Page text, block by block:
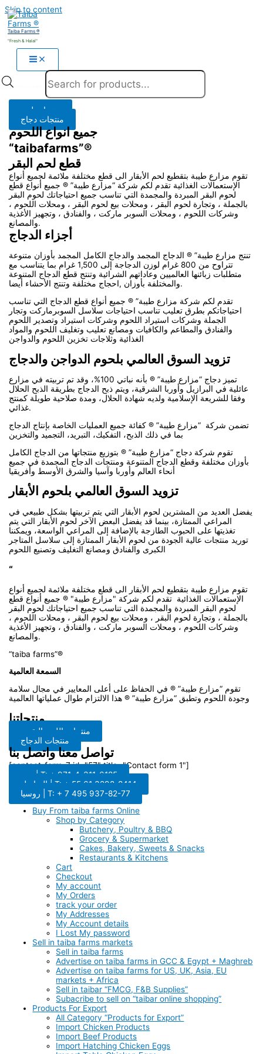
Skip to content
Taiba Farms ®
"Fresh & Halal"
منتجات لحم
منتجات دجاج
جميع انواع اللحوم
“taibafarms”®
قطع لحم البقر
تقوم مزارع طيبة بتقطيع لحم الأبقار الى قطع مختلفة ملائمة لجميع أنواع
الإستعمالات الغذائية تقدم لكم شركة “مزارع طيبة” ® جميع أنواع قطع
لحوم البقر المبردة والمجمدة التي تناسب جميع احتياجاتك لحوم البقر
بالجملة ، وتجارة لحوم البقر ، ومحلات بيع لحوم البقر ، ومحلات اللحوم ،
وشركات اللحوم ، ومحلات السوبر ماركت ، والفنادق ، وتجهيز الأغذية
والمصانع.
أجزاء الدجاج
تنتج مزارع طيبة” ® الدجاج المجمد والدجاج الكامل المجمد بأوزان متنوعة
تتراوح من 800 غرام لوزن الدجاجة إلى 1,500 غرام بما يتناسب مع
متطلبات زبائنها العالميين وعاداتهم الشرائية وتنتج قطع الدجاج المتنوعة
والمختلفة بأوزان ,احجاج مختلفة وتنتج الأحشاء أيضا.
تقدم لكم شركة مزارع طيبة” ® جميع أنواع قطع الدجاج التي تناسب
احتياجاتكم بطرق تعليب تناسب احتياجات سلاسل السوبرماركت وتجار
الجملة وشركات استيراد اللحوم وشركات استيراد وتصدير اللحوم
والفنادق والمطاعم والكافيات ومصانع تعليب وتغليف اللحوم والمواد
الغذائية وثلاجات تخزين اللحوم والدواجن
تزويد السوق العالمي بلحوم الدواجن والدجاج
تميز دجاج “مزارع طيبة” ® بأنه نباتي 100%، وقد تم تربيته في مزارع
عائلية في البرازيل وأوربا الشرقية، ويتم ذبح الدجاج بطريقة الذبح الحلال
وفقا للشريعة الإسلامية ولديه شهادة الحلال، ومدة صلاحية طويلة كمنتج
غذائي.
تضمن شركة “مزارع طيبة” ® كفائة جميع العمليات الخاصة بإنتاج الدجاج
بما في ذلك الذبح، التفكيك، التبريد، التجميد والتخزين
تقوم شركة دجاج “مزارع طيبة” ® بتوزيع منتجاتها من الدجاج الكامل
بأوزان مختلفة وقطع الدجاج المتنوعة ومنتجات الدجاج المجمدة في جميع
أنحاء العالم وأوربا وآسيا والشرق الأوسط وأفريقيا
تزويد السوق العالمي بلحوم الأبقار
يفضل العديد من المشترين لحوم الأبقار التي يتم تربيتها بشكل طبيعي في
المراعي الممتازة، بينما قد يفضل البعض الآخر لحوم الأبقار التي يتم
تغذيتها على الحبوب الطازجة بالإضافة إلى المراعي الواسعة، ويمكننا
توريد منتجات عالية الجودة من لحوم الأبقار الممتازة إلى سلاسل المتاجر
الكبرى والفنادق ومصانع التغليف وتصنيع اللحوم
“
تقوم مزارع طيبة بتقطيع لحم الأبقار الى قطع مختلفة ملائمة لجميع أنواع
الإستعمالات الغذائية تقدم لكم شركة "مزارع طيبة" ® جميع أنواع قطع
لحوم البقر المبردة والمجمدة التي تناسب جميع احتياجاتك لحوم البقر
بالجملة ، وتجارة لحوم البقر ، ومحلات بيع لحوم البقر ، ومحلات اللحوم ،
وشركات اللحوم ، ومحلات السوبر ماركت ، والفنادق ، وتجهيز الأغذية
والمصانع.
“taiba farms”®
السمعة العالمية
تقوم “مزارع طيبة” ® في الحفاظ على أعلى المعايير في مجال سلامة
وجودة اللحوم وتطبق “مزارع طيبة” ® هذا الالتزام طوال عملياتها العالمية
منتجاتنا
منتجات اللحم البقري
منتجات الدجاج
تواصل معنا واتصل بنا
[contact-form-7 id="57" title="Contact form 1"]
دبي | T: + 971-4-311-6185
البرازيل | T: + 55 61 3298-8414
روسيا | T: + 7 495 937-82-77
Buy From taiba farms Online
Shop by Category
Butchery, Poultry & BBQ
Grocery & Supermarket
Cakes, Bakery, Sweets & Snacks
Restaurants & Kitchens
Cart
Checkout
My account
My Orders
track your order
My Addresses
My Account details
I Lost My password
Sell in taiba farms markets
Sell in taiba farms
Advertise on taiba farms in GCC & Egypt + Maghreb
Advertise on taiba farms for US, UK, Asia, EU
markets + Africa
Sell in taibar “FMCG, F&B Supplies”
Subacribe to sell on “taibar online shopping”
Products For Export
All Category “Products for Export”
Import Chicken Products
Import Beef Products
Import Hatching Chicken Eggs